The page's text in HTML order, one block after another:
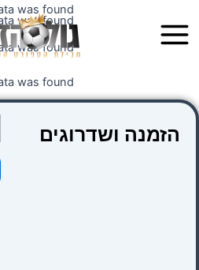
לתוכן
Menu
was found
was found
was found
was found
הזמנה ושדרוגים